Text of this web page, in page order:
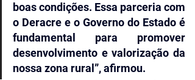
boas condições. Essa parceria com
o Deracre e o Governo do Estado é
fundamental para promover
desenvolvimento e valorização da
nossa zona rural”, afirmou.